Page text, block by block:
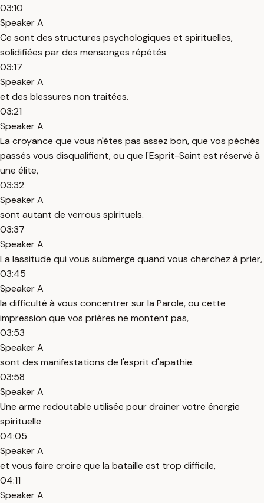
03:10
Speaker A
Ce sont des structures psychologiques et spirituelles,
solidifiées par des mensonges répétés
03:17
Speaker A
et des blessures non traitées.
03:21
Speaker A
La croyance que vous n'êtes pas assez bon, que vos péchés
passés vous disqualifient, ou que l'Esprit-Saint est réservé à
une élite,
03:32
Speaker A
sont autant de verrous spirituels.
03:37
Speaker A
La lassitude qui vous submerge quand vous cherchez à prier,
03:45
Speaker A
la difficulté à vous concentrer sur la Parole, ou cette
impression que vos prières ne montent pas,
03:53
Speaker A
sont des manifestations de l'esprit d'apathie.
03:58
Speaker A
Une arme redoutable utilisée pour drainer votre énergie
spirituelle
04:05
Speaker A
et vous faire croire que la bataille est trop difficile,
04:11
Speaker A